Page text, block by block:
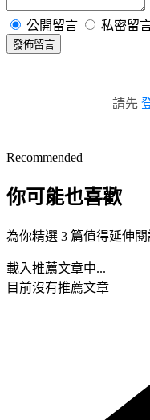
公開留言 私密留
發佈留言
請先
Recommended
你可能也喜歡
為你精選 3 篇值得延伸
載入推薦文章中...
目前沒有推薦文章